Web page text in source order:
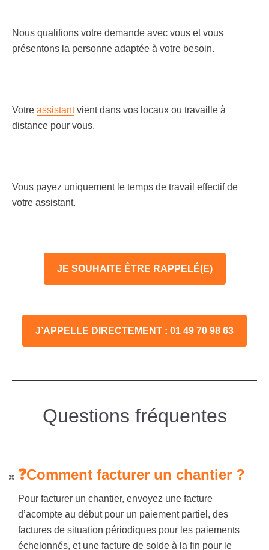
Nous qualifions votre demande avec vous et vous
présentons la personne adaptée à votre besoin.
Votre assistantvient dans vos locaux ou travaille à
distance pour vous.
Vous payez uniquement le temps de travail effectif de
votre assistant.
JE SOUHAITE ÊTRE RAPPELÉ(E)
J’APPELLE DIRECTEMENT : 01 49 70 98 63
Questions fréquentes
❓Comment facturer un chantier ?
Pour facturer un chantier, envoyez une facture
d’acompte au début pour un paiement partiel, des
factures de situation périodiques pour les paiements
échelonnés, et une facture de solde à la fin pour le